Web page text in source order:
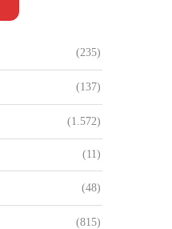
(235)
(137)
(1.572)
(11)
(48)
(815)